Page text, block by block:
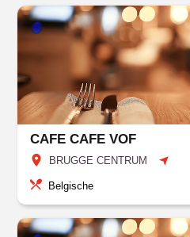
CAFE CAFE VOF
BRUGGE CENTRUM
Belgische